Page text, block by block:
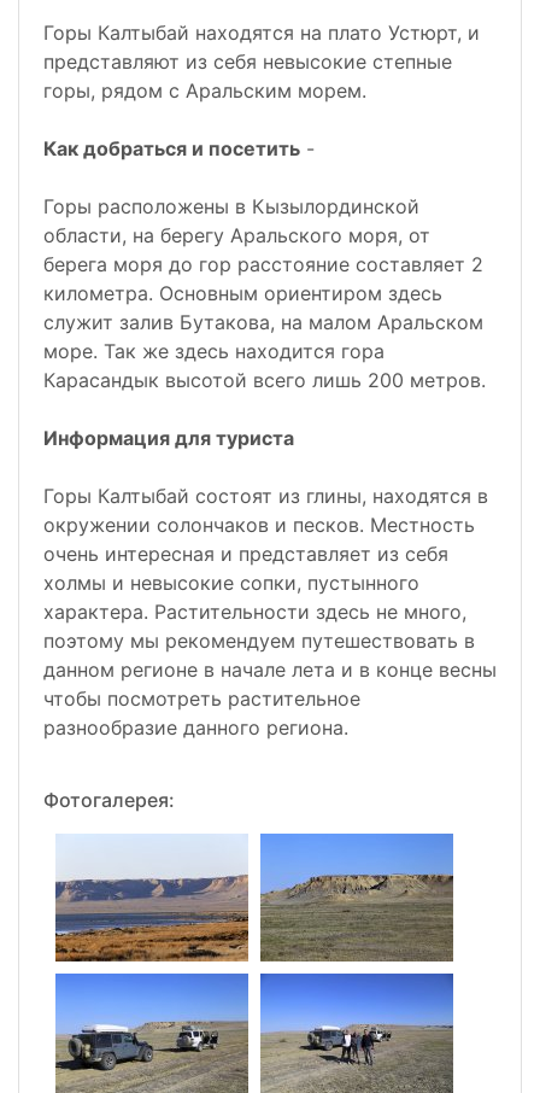
Горы Калтыбай находятся на плато Устюрт, и
представляют из себя невысокие степные
горы, рядом с Аральским морем.
Как добраться и посетить -
Горы расположены в Кызылординской
области, на берегу Аральского моря, от
берега моря до гор расстояние составляет 2
километра. Основным ориентиром здесь
служит залив Бутакова, на малом Аральском
море. Так же здесь находится гора
Карасандык высотой всего лишь 200 метров.
Информация для туриста
Горы Калтыбай состоят из глины, находятся в
окружении солончаков и песков. Местность
очень интересная и представляет из себя
холмы и невысокие сопки, пустынного
характера. Растительности здесь не много,
поэтому мы рекомендуем путешествовать в
данном регионе в начале лета и в конце весны
чтобы посмотреть растительное
разнообразие данного региона.
Фотогалерея: